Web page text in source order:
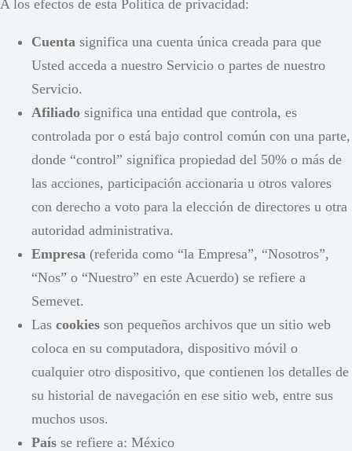
A los efectos de esta Política de privacidad:
Cuenta significa una cuenta única creada para que
Usted acceda a nuestro Servicio o partes de nuestro
Servicio.
Afiliado significa una entidad que controla, es
controlada por o está bajo control común con una parte,
donde “control” significa propiedad del 50% o más de
las acciones, participación accionaria u otros valores
con derecho a voto para la elección de directores u otra
autoridad administrativa.
Empresa (referida como “la Empresa”, “Nosotros”,
“Nos” o “Nuestro” en este Acuerdo) se refiere a
Semevet.
Las cookies son pequeños archivos que un sitio web
coloca en su computadora, dispositivo móvil o
cualquier otro dispositivo, que contienen los detalles de
su historial de navegación en ese sitio web, entre sus
muchos usos.
País se refiere a: México